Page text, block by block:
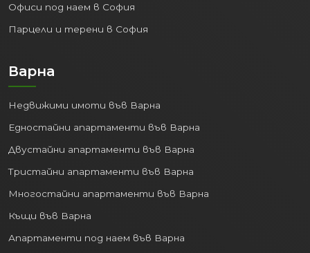
Офиси под наем в София
Парцели и терени в София
Варна
Недвижими имоти във Варна
Едностайни апартаменти във Варна
Двустайни апартаменти във Варна
Тристайни апартаменти във Варна
Многостайни апартаменти във Варна
Къщи във Варна
Апартаменти под наем във Варна